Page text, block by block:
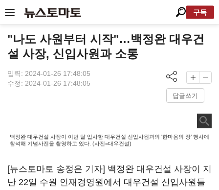
구독
"나도 사원부터 시작"…백정완 대우건
설 사장, 신입사원과 소통
입력: 2024-01-26 17:48:05
수정: 2024-01-26 17:48:05
답글쓰기
백정완 대우건설 사장이 이번 달 입사한 대우건설 신입사원과의 '한마음의 장’ 행사에
참석해 기념사진을 촬영하고 있다. (사진=대우건설)
[뉴스토마토 송정은 기자] 백정완 대우건설 사장이 지
난 22일 수원 인재경영원에서 대우건설 신입사원들